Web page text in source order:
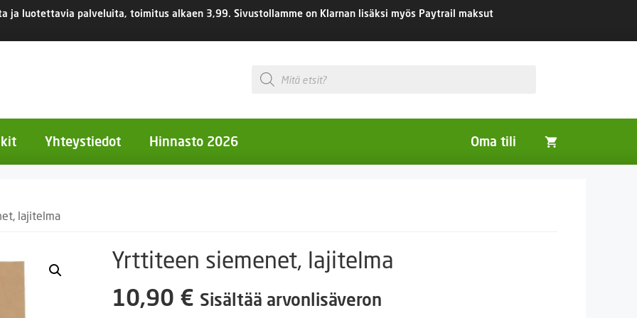
ja luotettavia palveluita, toimitus alkaen 3,99. Sivustollamme on Klarnan lisäksi myös Paytrail maksut
Products
search
kukat
Ruukut
Yhteystiedot Hinnasto 2026 Oma tili
lajitelma
Yrttiteen siemenet, lajitelma
10,90 € Sisältää arvonlisäveron